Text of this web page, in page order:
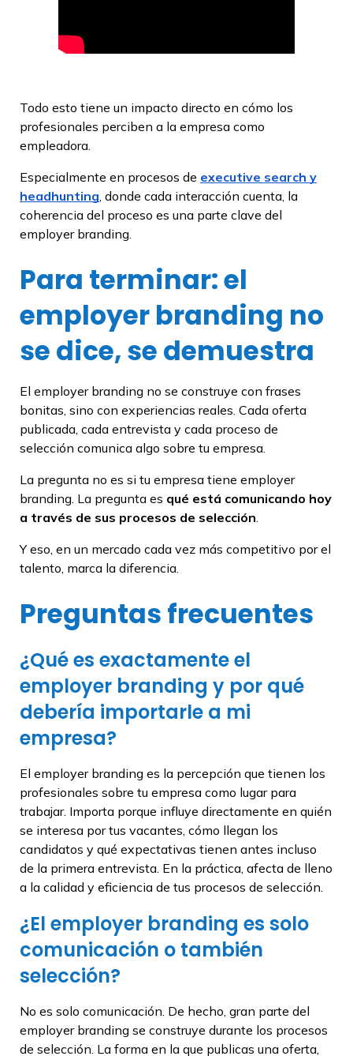
Todo esto tiene un impacto directo en cómo los
profesionales perciben a la empresa como
empleadora.
Especialmente en procesos de executive search y
headhunting , donde cada interacción cuenta, la
coherencia del proceso es una parte clave del
employer branding.
Para terminar: el
employer branding no
se dice, se demuestra
El employer branding no se construye con frases
bonitas, sino con experiencias reales. Cada oferta
publicada, cada entrevista y cada proceso de
selección comunica algo sobre tu empresa.
La pregunta no es si tu empresa tiene employer
branding. La pregunta es qué está comunicando hoy
a través de sus procesos de selección
Y eso, en un mercado cada vez más competitivo por el
talento, marca la diferencia.
Preguntas frecuentes
¿Qué es exactamente el
employer branding y por qué
debería importarle a mi
empresa?
El employer branding es la percepción que tienen los
profesionales sobre tu empresa como lugar para
trabajar. Importa porque influye directamente en quién
se interesa por tus vacantes, cómo llegan los
candidatos y qué expectativas tienen antes incluso
de la primera entrevista. En la práctica, afecta de lleno
a la calidad y eficiencia de tus procesos de selección.
¿El employer branding es solo
comunicación o también
selección?
No es solo comunicación. De hecho, gran parte del
employer branding se construye durante los procesos
de selección. La forma en la que publicas una oferta,